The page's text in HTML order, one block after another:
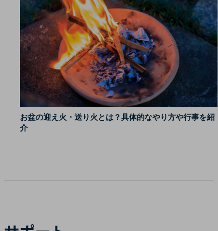
お盆の迎え火・送り火とは？具体的なやり方や行事を紹
介